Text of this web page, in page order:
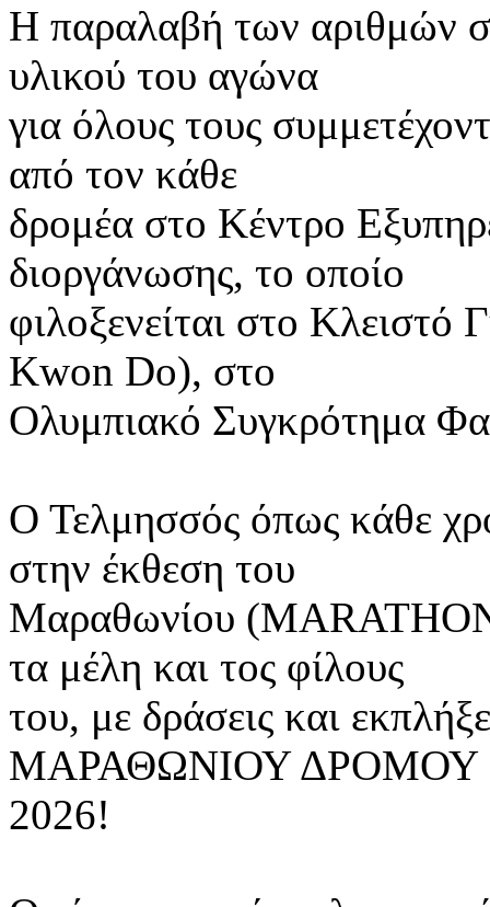
Η παραλαβή των αριθμών
υλικού του αγώνα
για όλους τους
από τον κάθε
δρομέα στο Κέντρο
διοργάνωσης, το οποίο
φιλοξενείται στο
Kwon Do), στο
Ολυμπιακό Συγκρότημα
Ο Τελμησσός όπως κάθε
στην έκθεση του
Μαραθωνίου
τα μέλη και τος φίλους
του, με δράσεις και
ΜΑΡΑΘΩΝΙΟΥ ΔΡΟΜΟΥ
2026!